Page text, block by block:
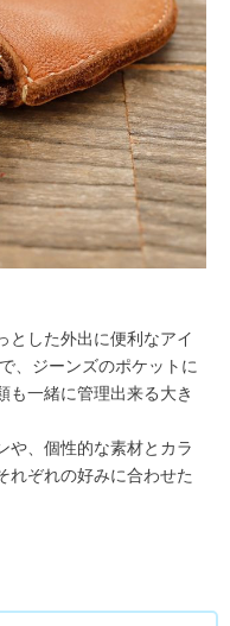
とした外出に便利なアイ
、ジーンズのポケットに
も一緒に管理出来る大き
や、個性的な素材とカラ
れぞれの好みに合わせた